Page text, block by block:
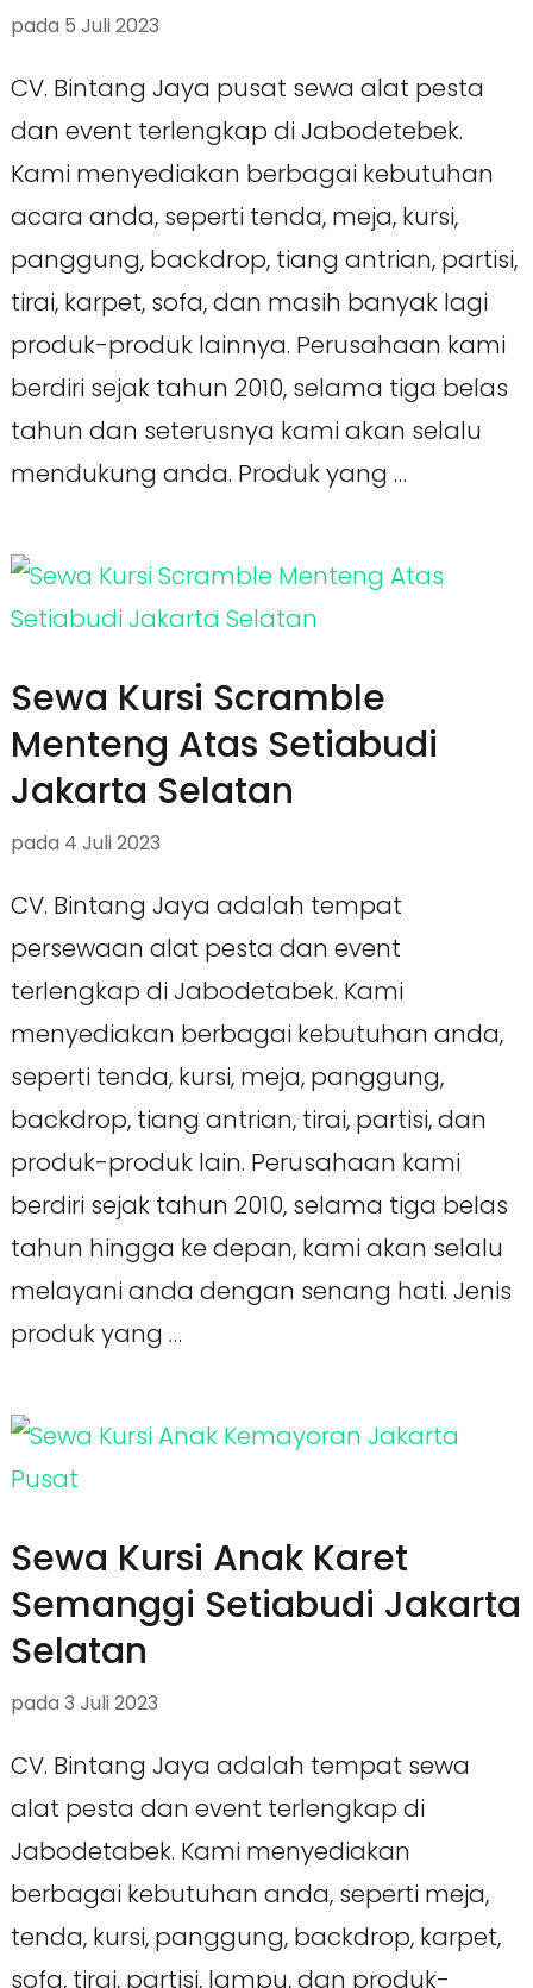
pada 5 Juli 2023
CV. Bintang Jaya pusat sewa alat pesta
dan event terlengkap di Jabodetebek.
Kami menyediakan berbagai kebutuhan
acara anda, seperti tenda, meja, kursi,
panggung, backdrop, tiang antrian, partisi,
tirai, karpet, sofa, dan masih banyak lagi
produk-produk lainnya. Perusahaan kami
berdiri sejak tahun 2010, selama tiga belas
tahun dan seterusnya kami akan selalu
mendukung anda. Produk yang …
Sewa Kursi Scramble
Menteng Atas Setiabudi
Jakarta Selatan
pada 4 Juli 2023
CV. Bintang Jaya adalah tempat
persewaan alat pesta dan event
terlengkap di Jabodetabek. Kami
menyediakan berbagai kebutuhan anda,
seperti tenda, kursi, meja, panggung,
backdrop, tiang antrian, tirai, partisi, dan
produk-produk lain. Perusahaan kami
berdiri sejak tahun 2010, selama tiga belas
tahun hingga ke depan, kami akan selalu
melayani anda dengan senang hati. Jenis
produk yang …
Sewa Kursi Anak Karet
Semanggi Setiabudi Jakarta
Selatan
pada 3 Juli 2023
CV. Bintang Jaya adalah tempat sewa
alat pesta dan event terlengkap di
Jabodetabek. Kami menyediakan
berbagai kebutuhan anda, seperti meja,
tenda, kursi, panggung, backdrop, karpet,
sofa, tirai, partisi, lampu, dan produk-